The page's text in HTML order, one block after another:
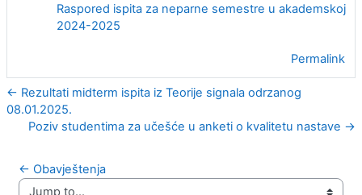
Raspored ispita za neparne semestre u akademskoj
2024-2025
Permalink
← Rezultati midterm ispita iz Teorije signala odrzanog
08.01.2025.
Poziv studentima za učešće u anketi o kvalitetu nastave →
← Obavještenja